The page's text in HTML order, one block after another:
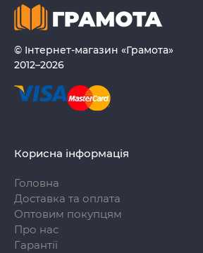
© Інтернет-магазин «Грамота»
2012–2026
Корисна інформація
Головна
Доставка та оплата
Оптовим покупцям
Про нас
Гарантії